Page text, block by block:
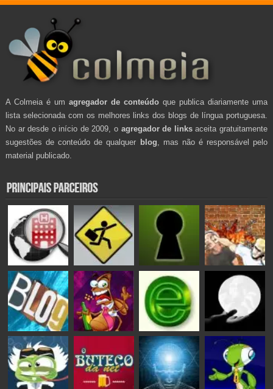
A Colmeia é um agregador de conteúdo que publica diariamente uma
lista selecionada com os melhores links dos blogs de língua portuguesa.
No ar desde o início de 2009, o agregador de linksaceita gratuitamente
sugestões de conteúdo de qualquer blog , mas não é responsável pelo
material publicado.